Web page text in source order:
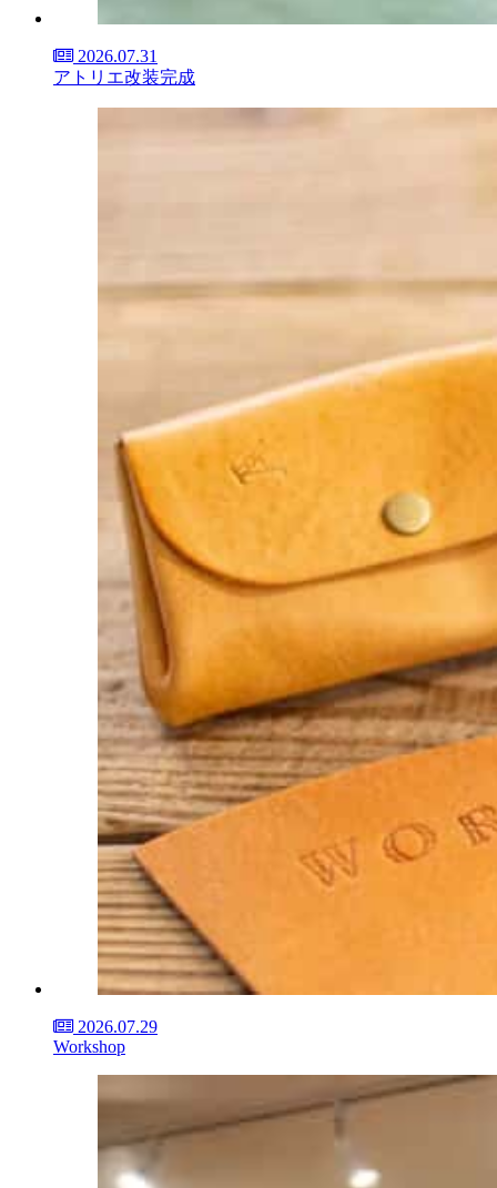
2026.07.31
アトリエ改装完成
2026.07.29
Workshop